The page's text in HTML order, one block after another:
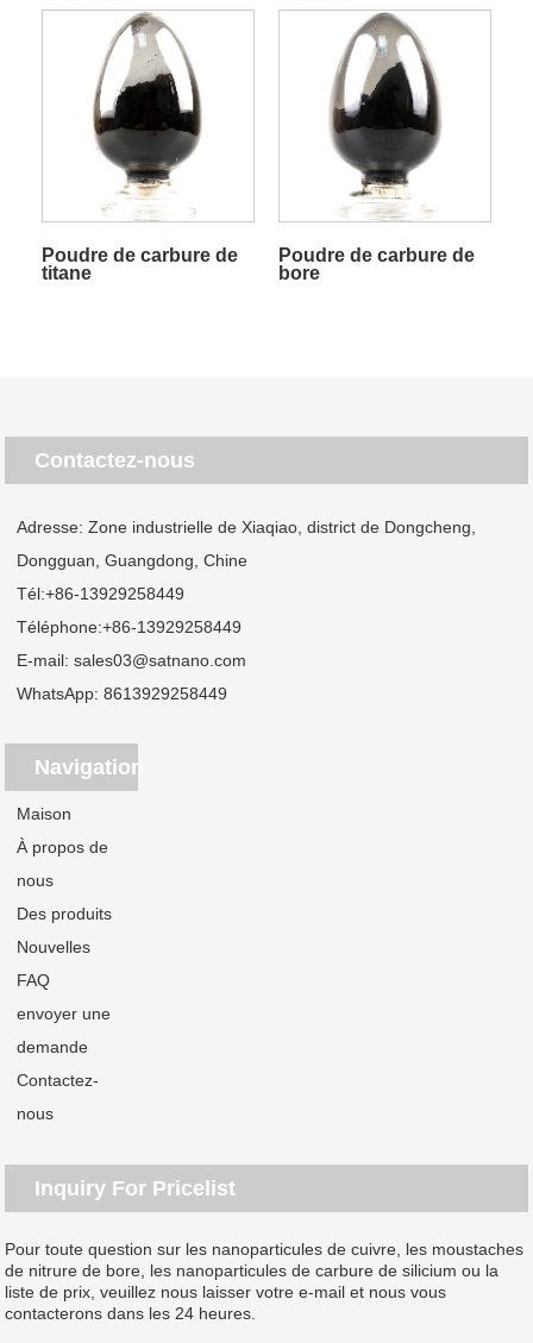
Poudre de carbure de
titane
Poudre de carbure de
bore
Contactez-nous
Adresse: Zone industrielle de Xiaqiao, district de Dongcheng,
Dongguan, Guangdong, Chine
Tél:+86-13929258449
Téléphone:+86-13929258449
E-mail:sales03@satnano.com
WhatsApp:8613929258449
Navigation
Maison
À propos de
nous
Des produits
Nouvelles
FAQ
envoyer une
demande
Contactez-
nous
Inquiry For Pricelist
Pour toute question sur les nanoparticules de cuivre, les moustaches
de nitrure de bore, les nanoparticules de carbure de silicium ou la
liste de prix, veuillez nous laisser votre e-mail et nous vous
contacterons dans les 24 heures.